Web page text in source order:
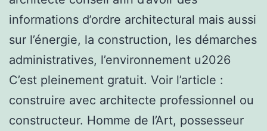
informations d’ordre architectural mais aussi
sur l’énergie, la construction, les démarches
administratives, l’environnement u2026
C’est pleinement gratuit. Voir l’article :
construire avec architecte professionnel ou
constructeur. Homme de l’Art, possesseur